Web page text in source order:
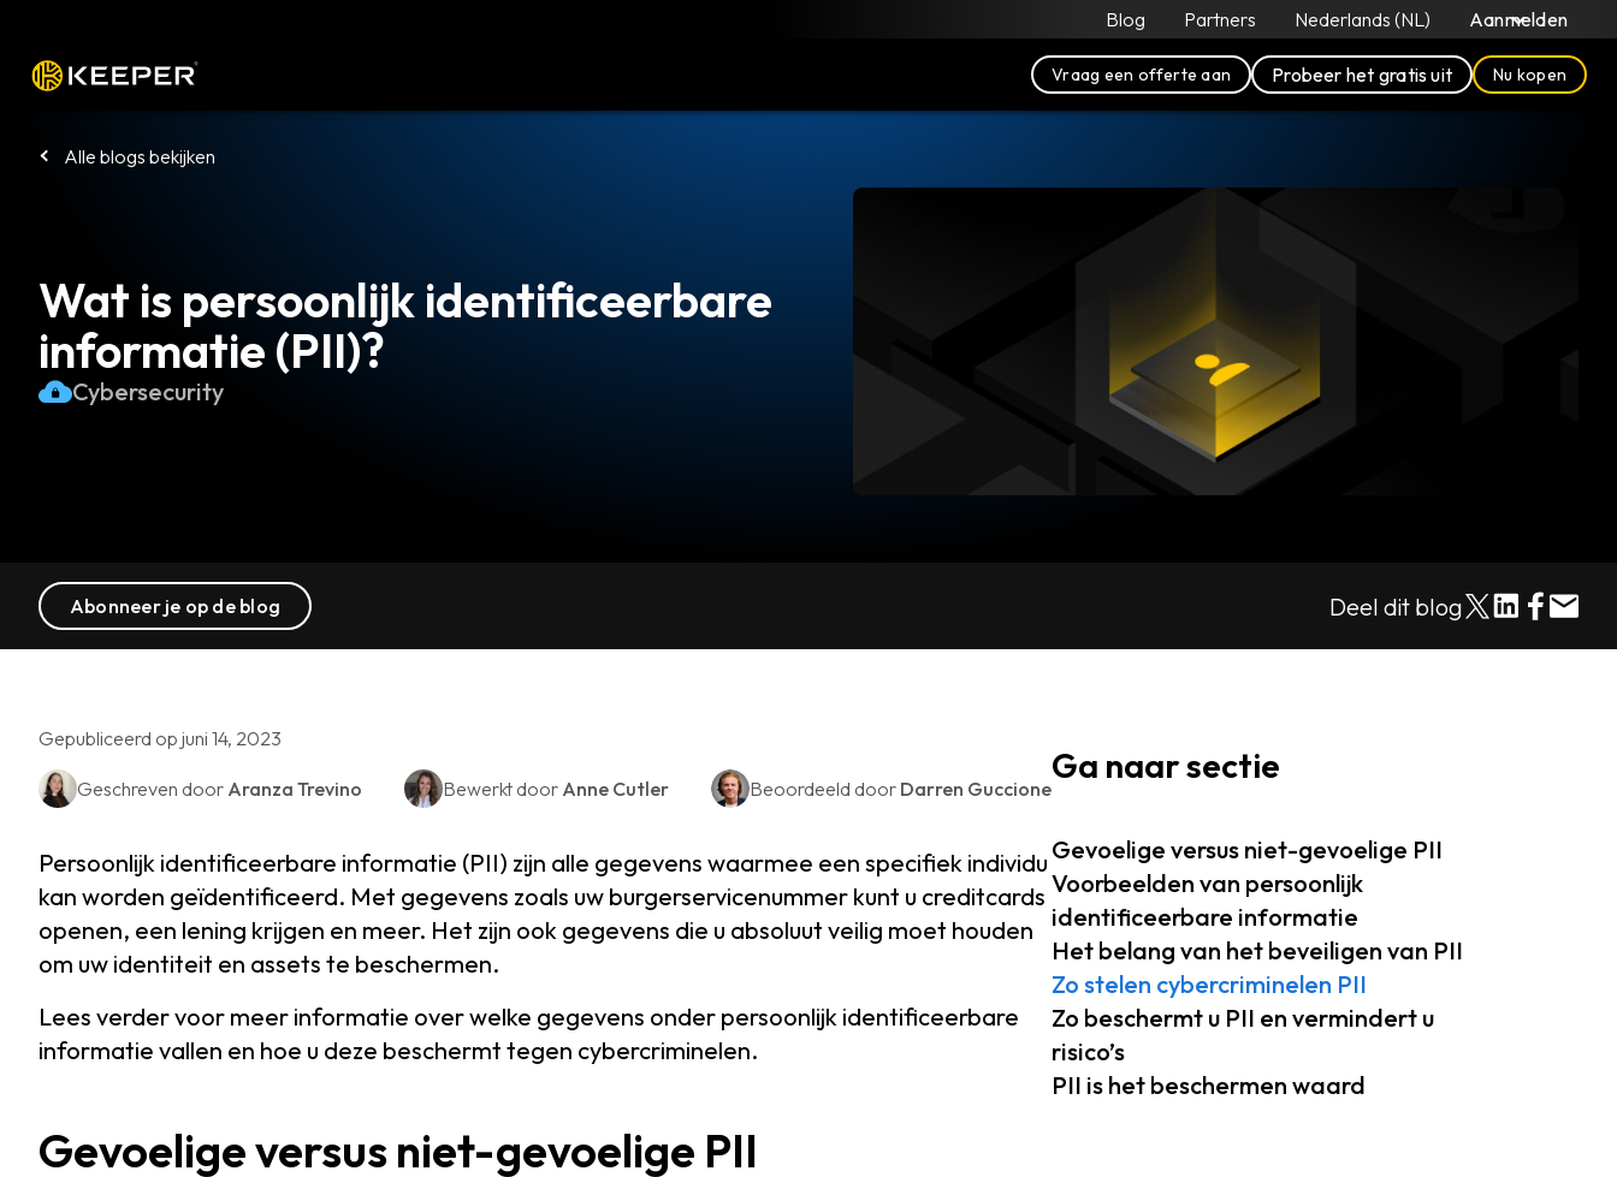
Blog Partners Nederlands (NL) Aanmelden
Vraag een offerte aan Probeer het gratis uit Nu kopen
Alle blogs bekijken
Wat is persoonlijk identificeerbare
informatie (PII)?
Cybersecurity
Abonneer je op de blog Deel dit blog
Gepubliceerd op juni 14, 2023
Geschreven door Aranza Trevino Bewerkt door Anne Cutler Beoordeeld door Darren Guccione
Persoonlijk identificeerbare informatie (PII) zijn alle gegevens waarmee een specifiek individu
kan worden geïdentificeerd. Met gegevens zoals uw burgerservicenummer kunt u creditcards
openen, een lening krijgen en meer. Het zijn ook gegevens die u absoluut veilig moet houden
om uw identiteit en assets te beschermen.
Lees verder voor meer informatie over welke gegevens onder persoonlijk identificeerbare
informatie vallen en hoe u deze beschermt tegen cybercriminelen.
Gevoelige versus niet-gevoelige PII
Ga naar sectie
Gevoelige versus niet-gevoelige PII
Voorbeelden van persoonlijk
identificeerbare informatie
Het belang van het beveiligen van PII
Zo stelen cybercriminelen PII
Zo beschermt u PII en vermindert u
risico’s
PII is het beschermen waard